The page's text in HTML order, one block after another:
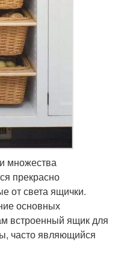
множества
прекрасно
от света ящички.
основных
встроенный ящик для
часто являющийся